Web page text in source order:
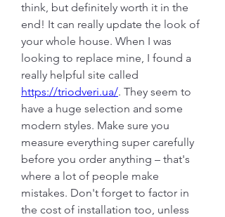
think, but definitely worth it in the
end! It can really update the look of
your whole house. When I was
looking to replace mine, I found a
https://triodveri.ua/. They seem to
have a huge selection and some
modern styles. Make sure you
measure everything super carefully
before you order anything – that's
where a lot of people make
mistakes. Don't forget to factor in
the cost of installation too, unless